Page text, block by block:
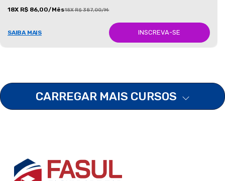
18X R$ 86,00/Mês18X R$ 387,00/Mês
SAIBA MAIS INSCREVA-SE
CARREGAR MAIS CURSOS